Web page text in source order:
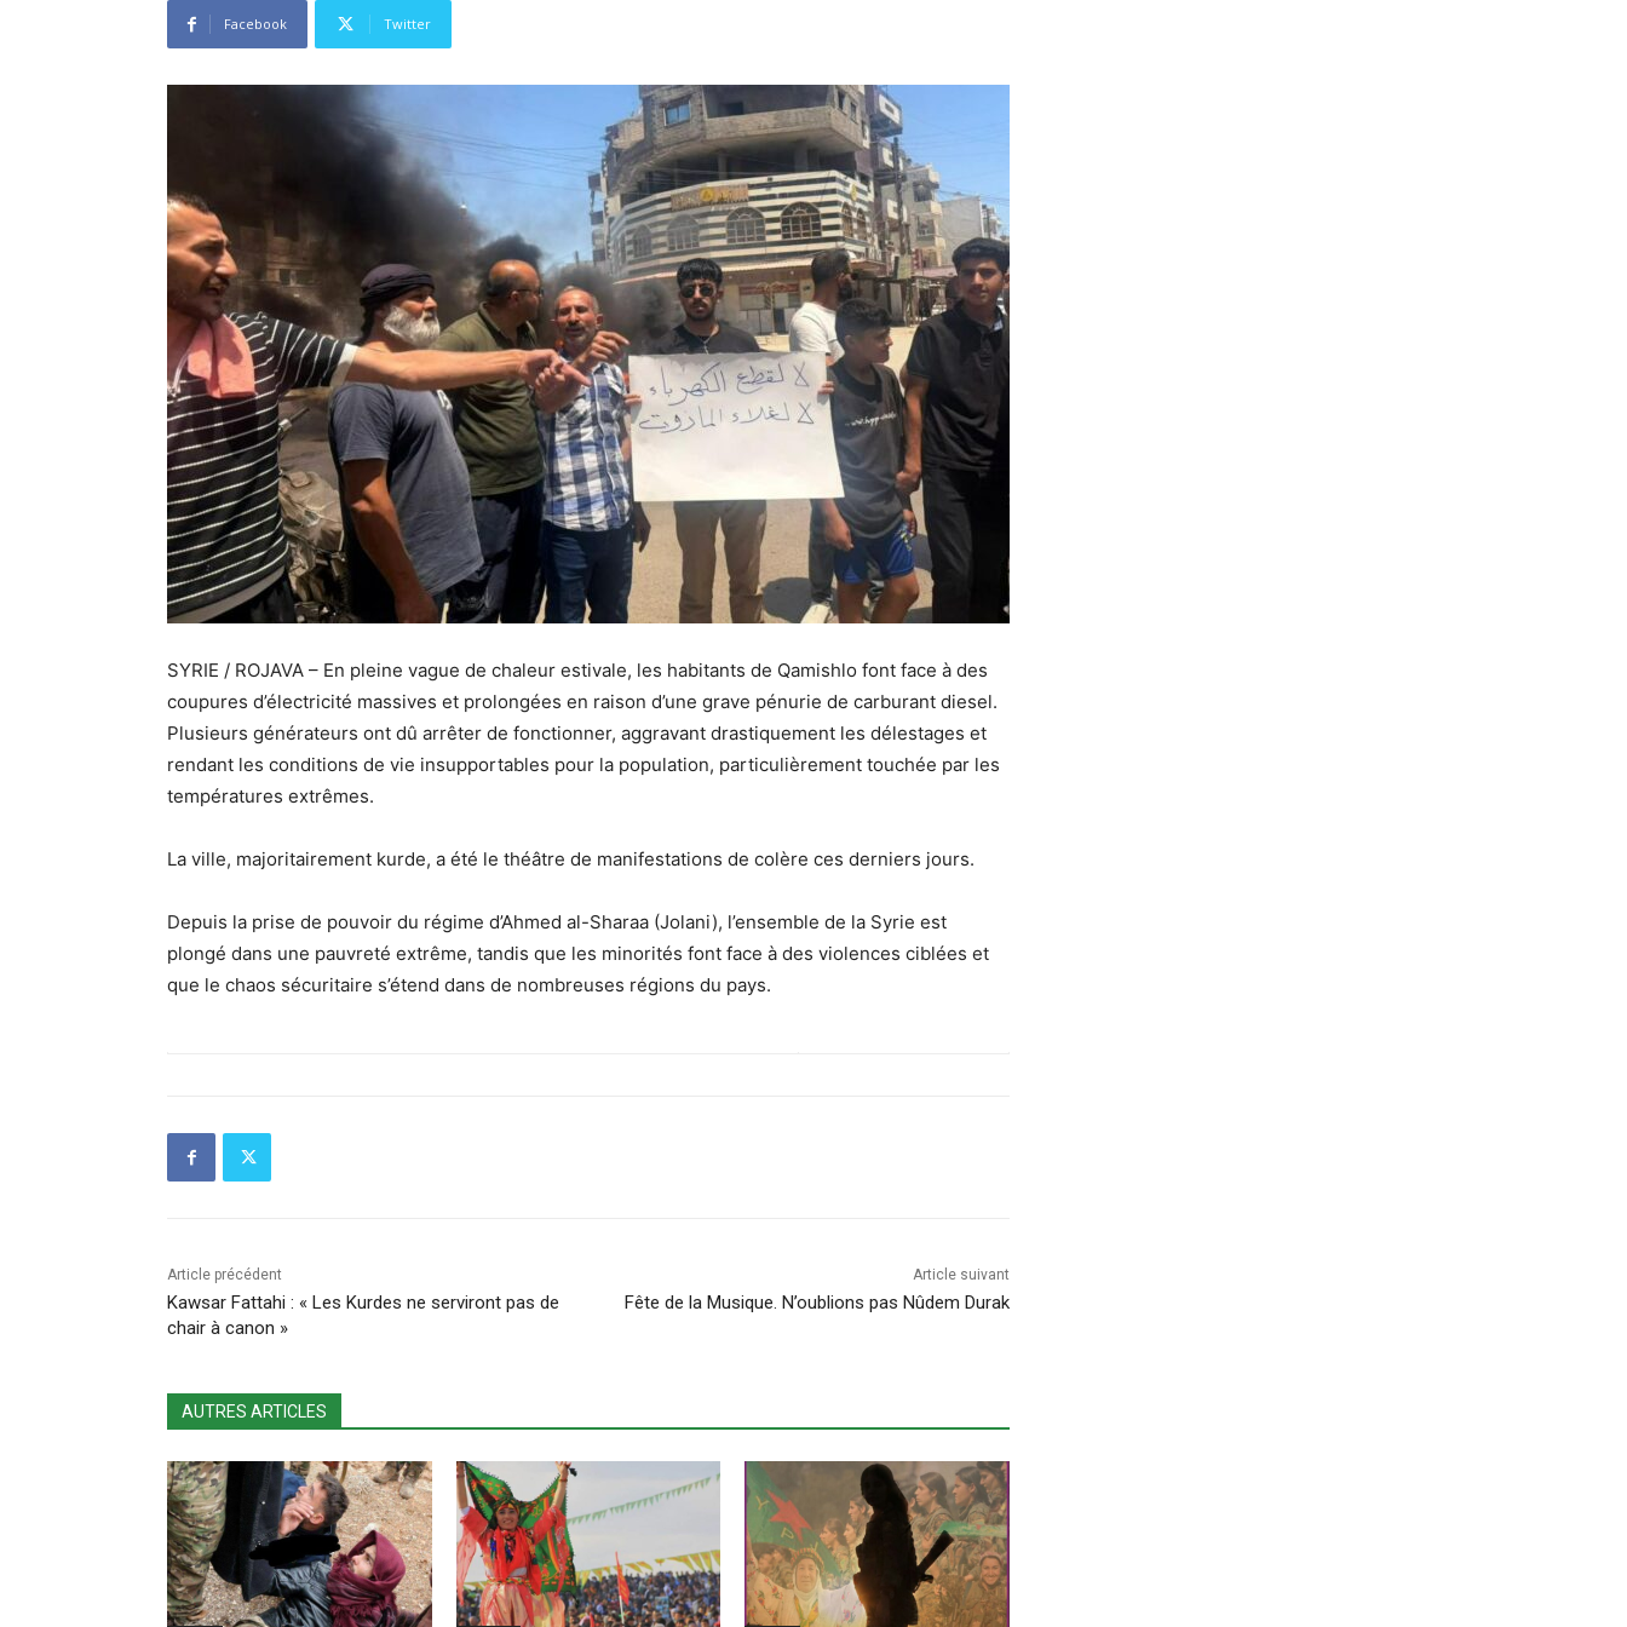
Facebook Twitter
SYRIE / ROJAVA – En pleine vague de chaleur estivale, les habitants de Qamishlo font face à des
coupures d’électricité massives et prolongées en raison d’une grave pénurie de carburant diesel.
Plusieurs générateurs ont dû arrêter de fonctionner, aggravant drastiquement les délestages et
rendant les conditions de vie insupportables pour la population, particulièrement touchée par les
températures extrêmes.
La ville, majoritairement kurde, a été le théâtre de manifestations de colère ces derniers jours.
Depuis la prise de pouvoir du régime d’Ahmed al-Sharaa (Jolani), l’ensemble de la Syrie est
plongé dans une pauvreté extrême, tandis que les minorités font face à des violences ciblées et
que le chaos sécuritaire s’étend dans de nombreuses régions du pays.
Article précédent
Kawsar Fattahi : « Les Kurdes ne serviront pas de
chair à canon »
Article suivant
Fête de la Musique. N’oublions pas Nûdem Durak
AUTRES ARTICLES